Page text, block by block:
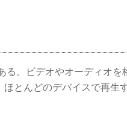
る。ビデオやオーディオを
とんどのデバイスで再生